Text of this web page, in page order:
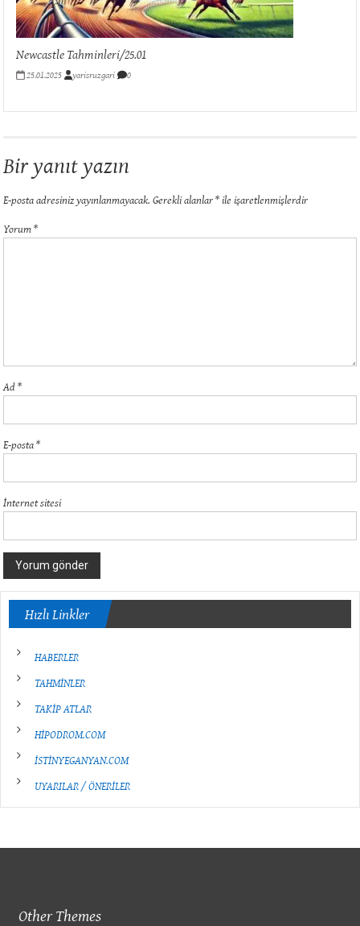
Newcastle Tahminleri/25.01
25.01.2025 yarisruzgari 0
Bir yanıt yazın
E-posta adresiniz yayınlanmayacak. Gerekli alanlar*ile işaretlenmişlerdir
Yorum*
Ad*
E-posta*
İnternet sitesi
Hızlı Linkler
HABERLER
TAHMİNLER
TAKİP ATLAR
HİPODROM.COM
İSTİNYEGANYAN.COM
UYARILAR / ÖNERİLER
Other Themes